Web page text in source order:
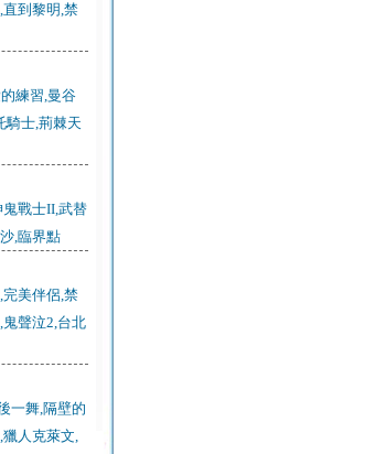
到黎明,禁
練習,曼谷
騎士,荊棘天
戰士II,武替
,臨界點
美伴侶,禁
聲泣2,台北
一舞,隔壁的
人克萊文,